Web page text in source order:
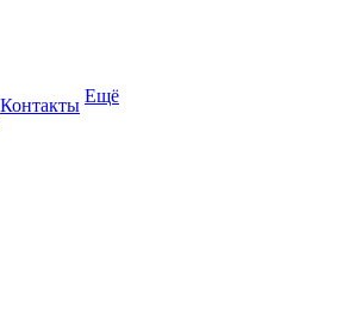
Контакты Ещё